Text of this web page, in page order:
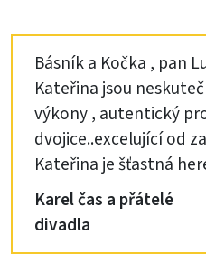
Básník a Kočka , pan
Kateřina jsou
výkony , autentický
dvojice..excelující od
Kateřina je šťastná
Karel čas a přátelé
divadla